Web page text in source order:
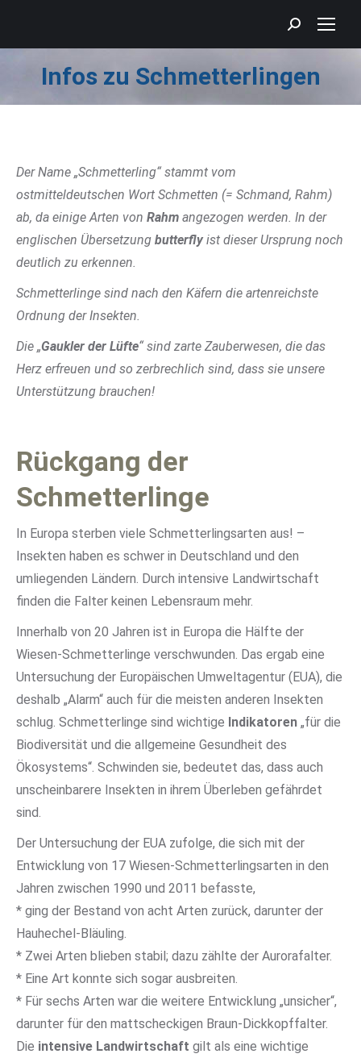
Search:
Infos zu Schmetterlingen
Sie befinden sich hier:
Der Name „Schmetterling“ stammt vom
ostmitteldeutschen Wort Schmetten (= Schmand, Rahm)
ab, da einige Arten von Rahm angezogen werden. In der
englischen Übersetzung butterflyist dieser Ursprung noch
deutlich zu erkennen.
Schmetterlinge sind nach den Käfern die artenreichste
Ordnung der Insekten.
Die „Gaukler der Lüfte“ sind zarte Zauberwesen, die das
Herz erfreuen und so zerbrechlich sind, dass sie unsere
Unterstützung brauchen!
Rückgang der
Schmetterlinge
In Europa sterben viele Schmetterlingsarten aus! –
Insekten haben es schwer in Deutschland und den
umliegenden Ländern. Durch intensive Landwirtschaft
finden die Falter keinen Lebensraum mehr.
Innerhalb von 20 Jahren ist in Europa die Hälfte der
Wiesen-Schmetterlinge verschwunden. Das ergab eine
Untersuchung der Europäischen Umweltagentur (EUA), die
deshalb „Alarm“ auch für die meisten anderen Insekten
schlug. Schmetterlinge sind wichtige Indikatoren „für die
Biodiversität und die allgemeine Gesundheit des
Ökosystems“. Schwinden sie, bedeutet das, dass auch
unscheinbarere Insekten in ihrem Überleben gefährdet
sind.
Der Untersuchung der EUA zufolge, die sich mit der
Entwicklung von 17 Wiesen-Schmetterlingsarten in den
Jahren zwischen 1990 und 2011 befasste,
* ging der Bestand von acht Arten zurück, darunter der
Hauhechel-Bläuling.
* Zwei Arten blieben stabil; dazu zählte der Aurorafalter.
* Eine Art konnte sich sogar ausbreiten.
* Für sechs Arten war die weitere Entwicklung „unsicher“,
darunter für den mattscheckigen Braun-Dickkopffalter.
Die intensive Landwirtschaft gilt als eine wichtige